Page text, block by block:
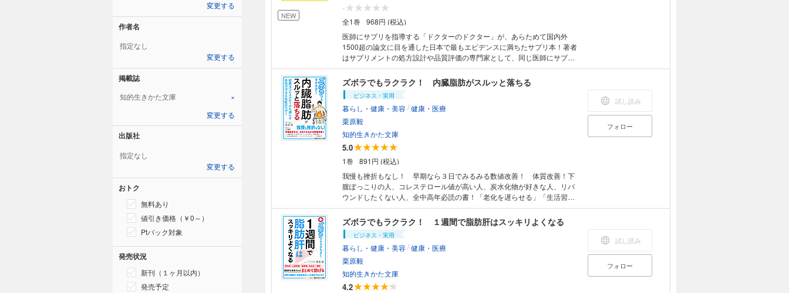
NEW
-
全1巻
968円 (税込)
医師にサプリを指導する「ドクターのドクター」が、あらためて国内外
1500超の論文に目を通した日本で最もエビデンスに満ちたサプリ本！著者
はサプリメントの処方設計や品質評価の専門家として、同じ医師にサプリ
メントについて指導・助言することも多々ありました。これまでに500種
類以上の海外サプリを実際に摂取・検証してきており、現在も国内外合わ
せて約40種類、1日約70カプセルを摂取しながら研究中です。そんな著者
が、今回100種類以上のサプリメントをご紹介しています。・「亜鉛」を
単体で飲んでいたら銅欠乏症に！・「カルシウム」だけ飲んでいても骨は
強くならない・死亡例のある危険な「ダイエットサプリ」とは？などなど
エビデンスを紐解くと、世間で言われていることとは真逆の真実も多いも
の。ぜひこの機会に、ご自身やご家族の健康に本書をお役立てください。
ズボラでもラクラク！ 内臓脂肪がスルッと落ちる
ビジネス・実用
暮らし・健康・美容/健康・医療
栗原毅
知的生きかた文庫
5.0
1巻
891円 (税込)
我慢も挫折もなし！ 早期なら３日でみるみる数値改善！ 体質改善！下
腹ぽっこりの人、コレステロール値が高い人、炭水化物が好きな人、リバ
ウンドしたくない人、全中高年必読の書！「老化を遅らせる」「生活習慣
病にならない」――内臓脂肪を減らせば、両方かなう！・止まらない食欲
は、内臓脂肪が陰で支配していた！？・食べていないつもりでも、知らず
に基準値を超えている人が９割・小型ＬＤＬが動脈硬化の真犯人だっ
た！・これが超悪玉小型ＬＤＬコレステロールの危険数値・まだ腹が出て
なくても、始めるが勝ち――４０代は代謝のターニングポイント・盲点
は、餃子、焼売、ワンタン、ピザ、ナン……・インド人に認知症が少ない
のは、カレーを食べるから！？・大さじ１杯のお酢で体が変わる！ 食後
血糖値が下がり、内臓脂肪も減少
試し読み
フォロー
ズボラでもラクラク！ １週間で脂肪肝はスッキリよくなる
ビジネス・実用
暮らし・健康・美容/健康・医療
栗原毅
知的生きかた文庫
4.2
試し読み
フォロー
変更する
作者名
指定なし
変更する
掲載誌
知的生きかた文庫 ×
変更する
出版社
指定なし
変更する
おトク
無料あり
値引き価格（￥0～）
Ptバック対象
発売状況
新刊（１ヶ月以内）
発売予定